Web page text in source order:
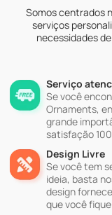
Somos centrados
serviços
necessidades
Serviço
Se você
Ornaments,
grande
satisfação
Design Livre
Se você tem
ideia, basta
design
que você